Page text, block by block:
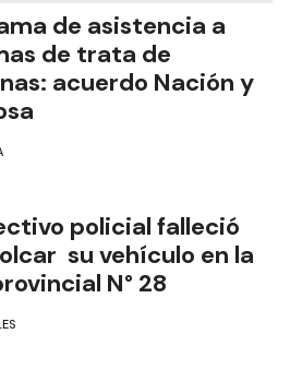
de asistencia a
de trata de
acuerdo Nación y
policial falleció
su vehículo en la
N° 28